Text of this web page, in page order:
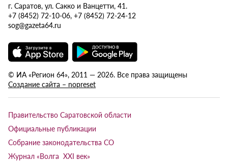
г. Саратов, ул. Сакко и Ванцетти, 41.
+7 (8452) 72-10-06, +7 (8452) 72-24-12
sog@gazeta64.ru
© ИА «Регион 64», 2011 — 2026. Все права защищены
Создание сайта – nopreset
Правительство Саратовской области
Официальные публикации
Собрание законодательства СО
Журнал «Волга XXI век»